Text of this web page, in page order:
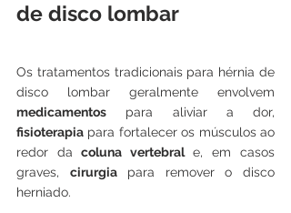
de disco lombar
Os tratamentos tradicionais para hérnia de
medicamentos
fisioterapia para fortalecer os músculos ao
redor da coluna vertebral e, em casos
graves, cirurgia para remover o disco
herniado.